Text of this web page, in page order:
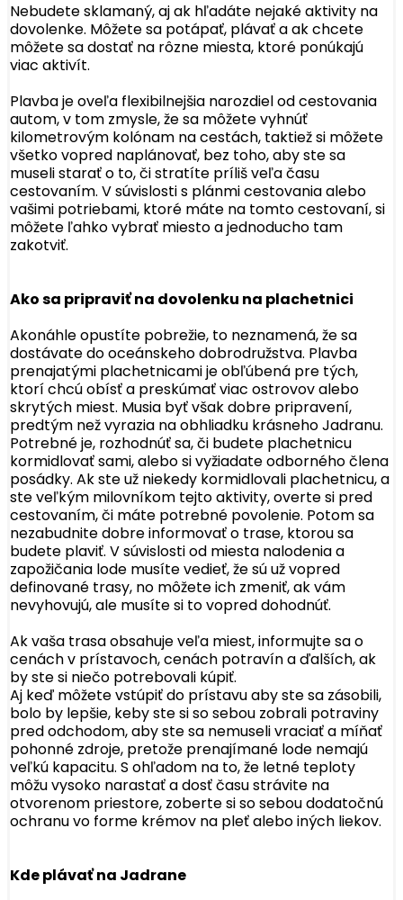
Nebudete sklamaný, aj ak hľadáte nejaké aktivity na
dovolenke. Môžete sa potápať, plávať a ak chcete
môžete sa dostať na rôzne miesta, ktoré ponúkajú
viac aktivít.
Plavba je oveľa flexibilnejšia narozdiel od cestovania
autom, v tom zmysle, že sa môžete vyhnúť
kilometrovým kolónam na cestách, taktiež si môžete
všetko vopred naplánovať, bez toho, aby ste sa
museli starať o to, či stratíte príliš veľa času
cestovaním. V súvislosti s plánmi cestovania alebo
vašimi potriebami, ktoré máte na tomto cestovaní, si
môžete ľahko vybrať miesto a jednoducho tam
zakotviť.
Ako sa pripraviť na dovolenku na plachetnici
Akonáhle opustíte pobrežie, to neznamená, že sa
dostávate do oceánskeho dobrodružstva. Plavba
prenajatými plachetnicami je obľúbená pre tých,
ktorí chcú obísť a preskúmať viac ostrovov alebo
skrytých miest. Musia byť však dobre pripravení,
predtým než vyrazia na obhliadku krásneho Jadranu.
Potrebné je, rozhodnúť sa, či budete plachetnicu
kormidlovať sami, alebo si vyžiadate odborného člena
posádky. Ak ste už niekedy kormidlovali plachetnicu, a
ste veľkým milovníkom tejto aktivity, overte si pred
cestovaním, či máte potrebné povolenie. Potom sa
nezabudnite dobre informovať o trase, ktorou sa
budete plaviť. V súvislosti od miesta nalodenia a
zapožičania lode musíte vedieť, že sú už vopred
definované trasy, no môžete ich zmeniť, ak vám
nevyhovujú, ale musíte si to vopred dohodnúť.
Ak vaša trasa obsahuje veľa miest, informujte sa o
cenách v prístavoch, cenách potravín a ďalších, ak
by ste si niečo potrebovali kúpiť.
Aj keď môžete vstúpiť do prístavu aby ste sa zásobili,
bolo by lepšie, keby ste si so sebou zobrali potraviny
pred odchodom, aby ste sa nemuseli vraciať a míňať
pohonné zdroje, pretože prenajímané lode nemajú
veľkú kapacitu. S ohľadom na to, že letné teploty
môžu vysoko narastať a dosť času strávite na
otvorenom priestore, zoberte si so sebou dodatočnú
ochranu vo forme krémov na pleť alebo iných liekov.
Kde plávať na Jadrane